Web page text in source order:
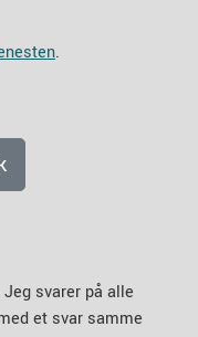
.
svarer på alle
et svar samme